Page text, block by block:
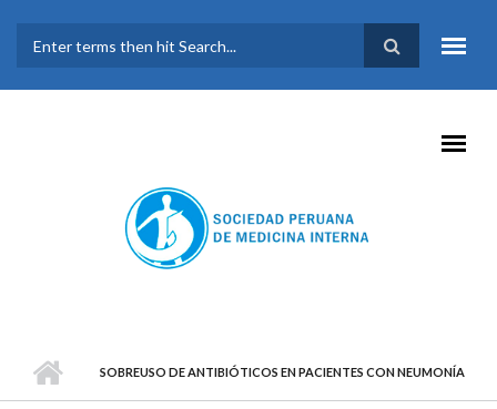
FORMULARIO DE
BÚSQUEDA
SOBREUSO DE ANTIBIÓTICOS EN PACIENTES CON NEUMONÍA